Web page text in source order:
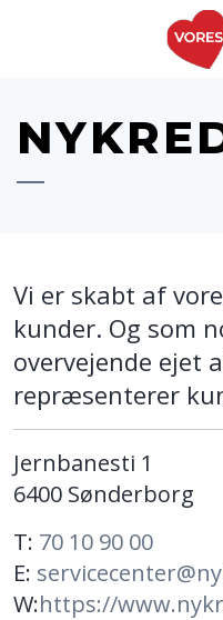
Vi er skabt af
kunder. Og som
overvejende ejet
repræsenterer
Jernbanesti 1
6400 Sønderborg
T: 70 10 90 00
E:
W:https://